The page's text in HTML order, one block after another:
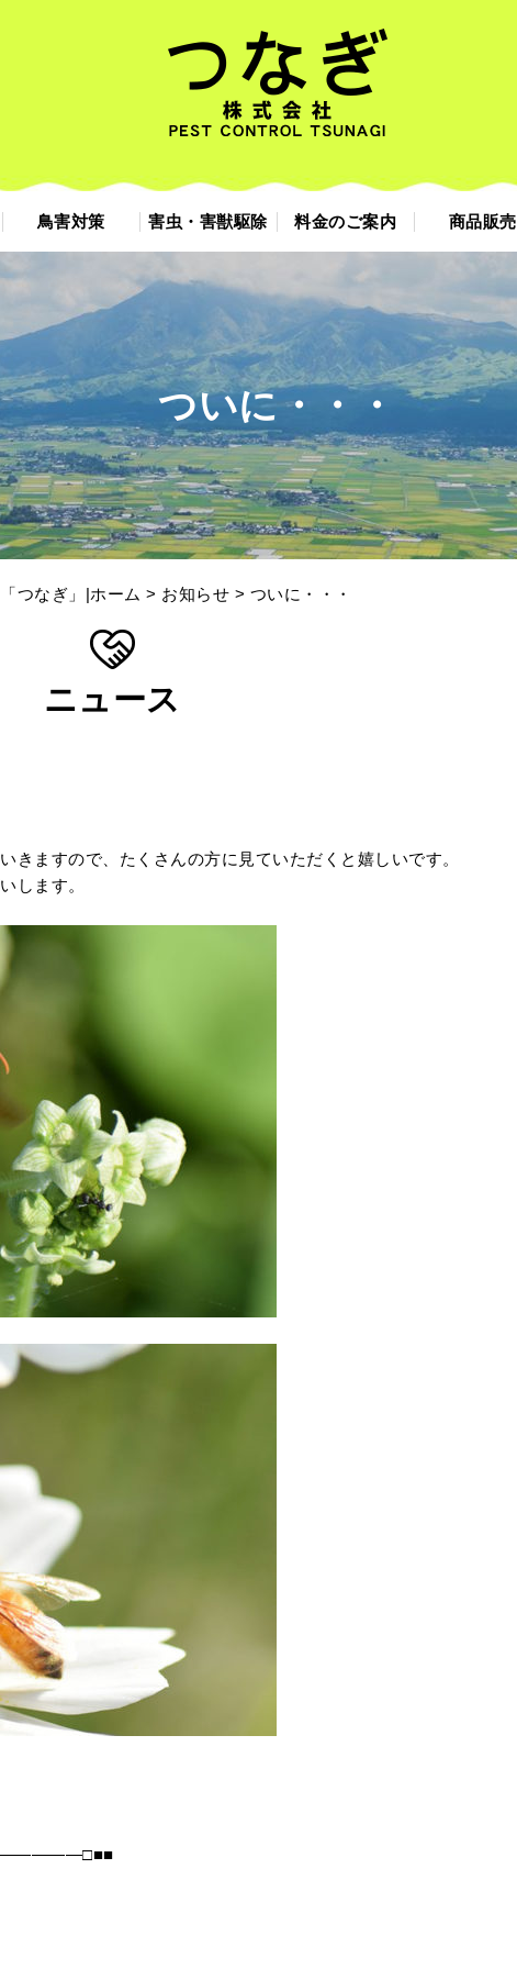
鳥害対策 害虫・害獣駆除 料金のご案内 商品販売
ついに・・・
つなぎ」|ホーム > お知らせ > ついに・・・
ニュース
きますので、たくさんの方に見ていただくと嬉しいです。
します。